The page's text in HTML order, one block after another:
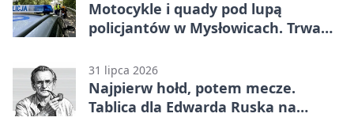
Motocykle i quady pod lupą
policjantów w Mysłowicach. Trwa
31 lipca 2026
Najpierw hołd, potem mecze.
Tablica dla Edwarda Ruska na